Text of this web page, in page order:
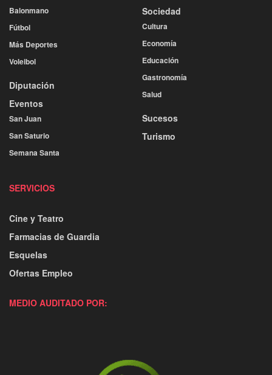
Balonmano
Fútbol
Más Deportes
Voleibol
Diputación
Eventos
San Juan
San Saturio
Semana Santa
Sociedad
Cultura
Economía
Educación
Gastronomía
Salud
Sucesos
Turismo
SERVICIOS
Cine y Teatro
Farmacias de Guardia
Esquelas
Ofertas Empleo
MEDIO AUDITADO POR: